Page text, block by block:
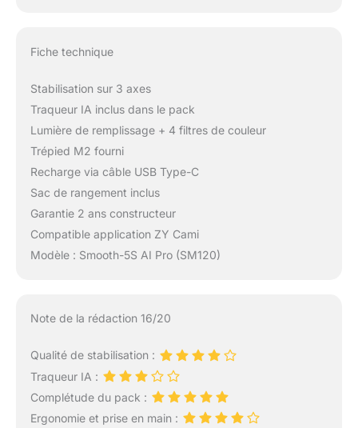
Fiche technique
Stabilisation sur 3 axes
Traqueur IA inclus dans le pack
Lumière de remplissage + 4 filtres de couleur
Trépied M2 fourni
Recharge via câble USB Type-C
Sac de rangement inclus
Garantie 2 ans constructeur
Compatible application ZY Cami
Modèle : Smooth-5S AI Pro (SM120)
Note de la rédaction 16/20
Qualité de stabilisation :
Traqueur IA :
Complétude du pack :
Ergonomie et prise en main :